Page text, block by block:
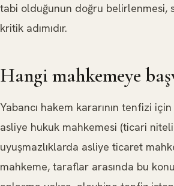
tabi olduğunun doğru belirlenmesi,
kritik adımıdır.
Hangi mahkemeye
Yabancı hakem kararının tenfizi
asliye hukuk mahkemesi (ticari
uyuşmazlıklarda asliye ticaret
mahkeme, taraflar arasında bu